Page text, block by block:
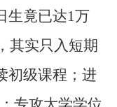
生竟已达1万
其实只入短期
初级课程；进